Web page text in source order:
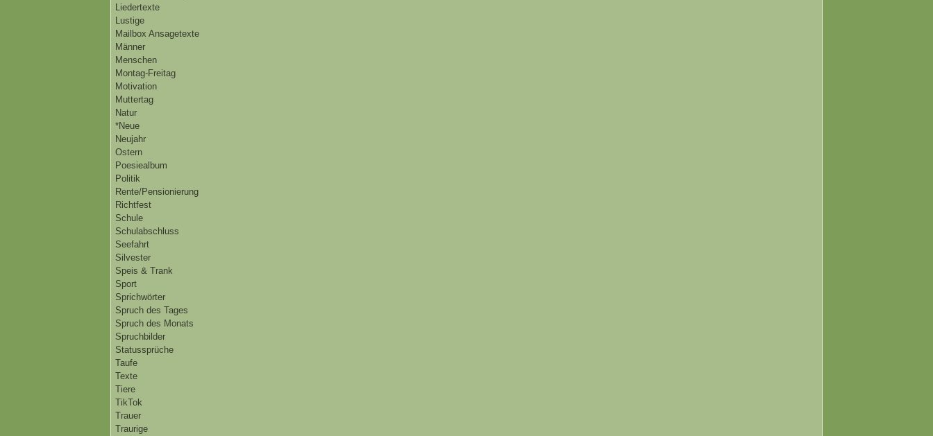
Liedertexte
Lustige
Mailbox Ansagetexte
Männer
Menschen
Montag-Freitag
Motivation
Muttertag
Natur
*Neue
Neujahr
Ostern
Poesiealbum
Politik
Rente/Pensionierung
Richtfest
Schule
Schulabschluss
Seefahrt
Silvester
Speis & Trank
Sport
Sprichwörter
Spruch des Tages
Spruch des Monats
Spruchbilder
Statussprüche
Taufe
Texte
Tiere
TikTok
Trauer
Traurige